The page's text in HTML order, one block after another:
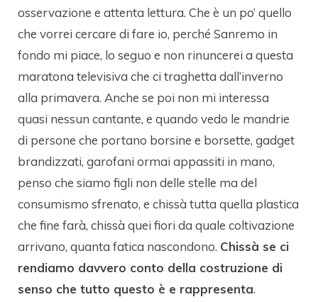
osservazione e attenta lettura. Che è un po’ quello
che vorrei cercare di fare io, perché Sanremo in
fondo mi piace, lo seguo e non rinuncerei a questa
maratona televisiva che ci traghetta dall’inverno
alla primavera. Anche se poi non mi interessa
quasi nessun cantante, e quando vedo le mandrie
di persone che portano borsine e borsette, gadget
brandizzati, garofani ormai appassiti in mano,
penso che siamo figli non delle stelle ma del
consumismo sfrenato, e chissà tutta quella plastica
che fine farà, chissà quei fiori da quale coltivazione
arrivano, quanta fatica nascondono. Chissà se ci
rendiamo davvero conto della costruzione di
senso che tutto questo è e rappresenta.